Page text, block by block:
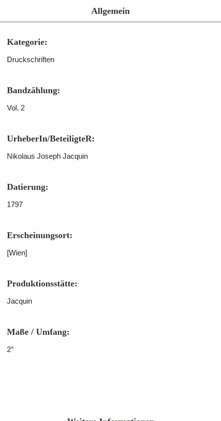
Allgemein
Kategorie:
Druckschriften
Bandzählung:
Vol. 2
UrheberIn/BeteiligteR:
Nikolaus Joseph Jacquin
Datierung:
1797
Erscheinungsort:
[Wien]
Produktionsstätte:
Jacquin
Maße / Umfang:
2°